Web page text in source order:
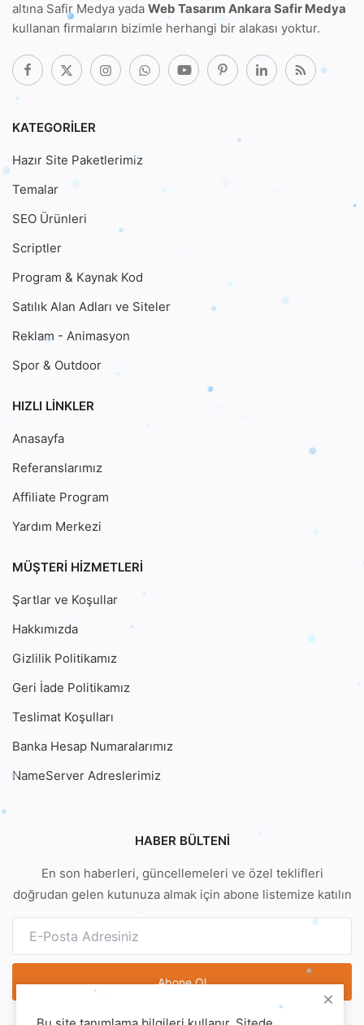
altına Safir Medya yada Web Tasarım Ankara Safir Medya
kullanan firmaların bizimle herhangi bir alakası yoktur.
KATEGORILER
Hazır Site Paketlerimiz
Temalar
SEO Ürünleri
Scriptler
Program & Kaynak Kod
Satılık Alan Adları ve Siteler
Reklam - Animasyon
Spor & Outdoor
HIZLI LINKLER
Anasayfa
Referanslarımız
Affiliate Program
Yardım Merkezi
MÜŞTERI HIZMETLERI
Şartlar ve Koşullar
Hakkımızda
Gizlilik Politikamız
Geri İade Politikamız
Teslimat Koşulları
Banka Hesap Numaralarımız
NameServer Adreslerimiz
HABER BÜLTENI
En son haberleri, güncellemeleri ve özel teklifleri
doğrudan gelen kutunuza almak için abone listemize katılın
Abone Ol